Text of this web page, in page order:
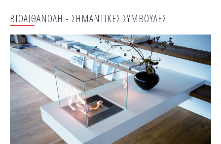
ΒΙΟΑΙΘΑΝΟΛΗ - ΣΗΜΑΝΤΙΚΕΣ ΣΥΜΒΟΥΛΕΣ